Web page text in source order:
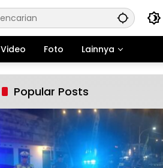
Video Foto Lainnya
Popular Posts